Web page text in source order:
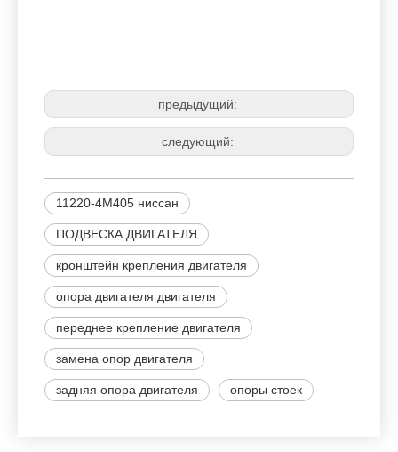
предыдущий:
следующий:
11220-4M405 ниссан
ПОДВЕСКА ДВИГАТЕЛЯ
кронштейн крепления двигателя
опора двигателя двигателя
переднее крепление двигателя
замена опор двигателя
задняя опора двигателя опоры стоек